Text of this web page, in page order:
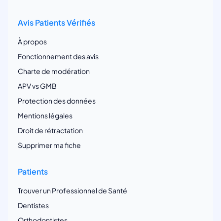
Avis Patients Vérifiés
À propos
Fonctionnement des avis
Charte de modération
APV vs GMB
Protection des données
Mentions légales
Droit de rétractation
Supprimer ma fiche
Patients
Trouver un Professionnel de Santé
Dentistes